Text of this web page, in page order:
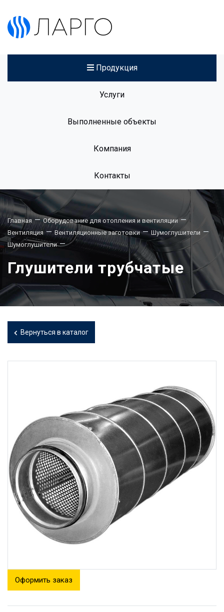
Продукция
Услуги
Выполненные объекты
Компания
Контакты
Главная — Оборудование для отопления и вентиляции —
Вентиляция — Вентиляционные заготовки — Шумоглушители —
Шумоглушители —
Глушители трубчатые
Вернуться в каталог
Оформить заказ